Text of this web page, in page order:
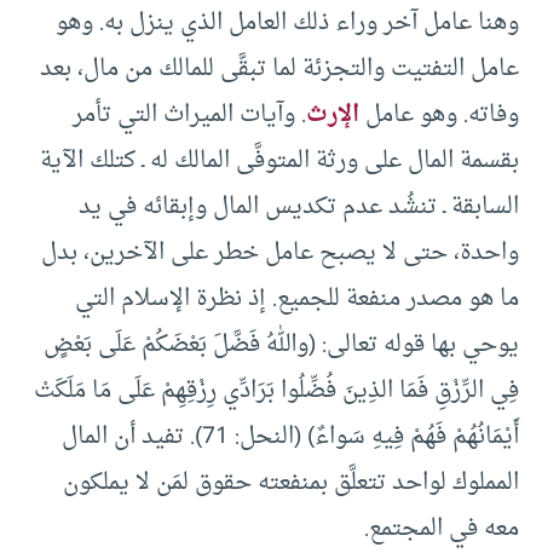
وهنا عامل آخر وراء ذلك العامل الذي ينزل به. وهو
عامل التفتيت والتجزئة لما تبقَّى للمالك من مال، بعد
وفاته. وهو عاملالإرث. وآيات الميراث التي تأمر
بقسمة المال على ورثة المتوفَّى المالك له ـ كتلك الآية
السابقة ـ تنشُد عدم تكديس المال وإبقائه في يد
واحدة، حتى لا يصبح عامل خطر على الآخرين، بدل
ما هو مصدر منفعة للجميع. إذ نظرة الإسلام التي
يوحي بها قوله تعالى: (واللهُ فَضَّلَ بَعْضَكُمْ عَلَى بَعْضٍ
فِي الرِّزْقِ فَمَا الذِينَ فُضِّلُوا بَرَادِّي رِزْقِهِمْ عَلَى مَا مَلَكَتْ
أَيْمَانُهُمْ فَهُمْ فِيهِ سَواءٌ) (النحل: 71). تفيد أن المال
المملوك لواحد تتعلَّق بمنفعته حقوق لمَن لا يملكون
معه في المجتمع.